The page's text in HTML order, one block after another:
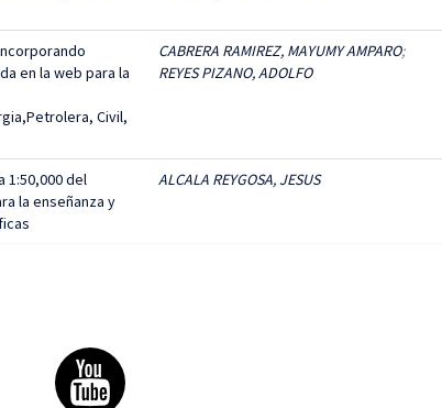
en la web para la
Civil,
CABRERA RAMIREZ, MAYUMY AMPARO;
REYES PIZANO, ADOLFO
1:50,000 del
la enseñanza y
ALCALA REYGOSA, JESUS